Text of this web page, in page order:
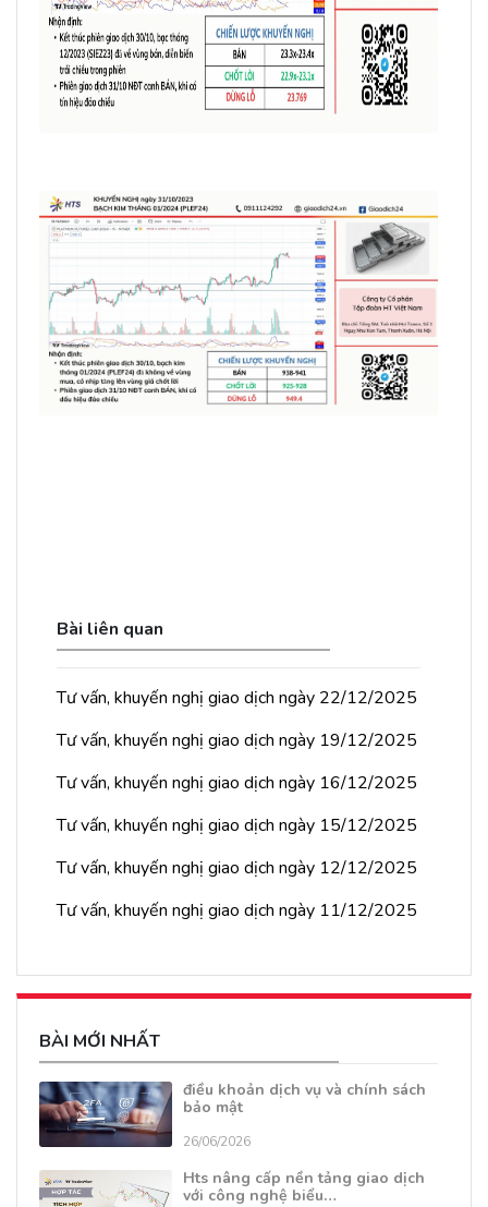
Bài liên quan
Tư vấn, khuyến nghị giao dịch ngày 22/12/2025
Tư vấn, khuyến nghị giao dịch ngày 19/12/2025
Tư vấn, khuyến nghị giao dịch ngày 16/12/2025
Tư vấn, khuyến nghị giao dịch ngày 15/12/2025
Tư vấn, khuyến nghị giao dịch ngày 12/12/2025
Tư vấn, khuyến nghị giao dịch ngày 11/12/2025
BÀI MỚI NHẤT
điều khoản dịch vụ và chính sách
bảo mật
26/06/2026
Hts nâng cấp nền tảng giao dịch
với công nghệ biểu…